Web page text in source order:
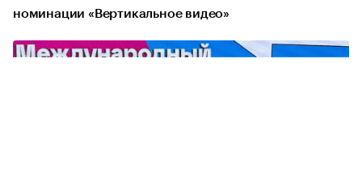
номинации «Вертикальное видео»